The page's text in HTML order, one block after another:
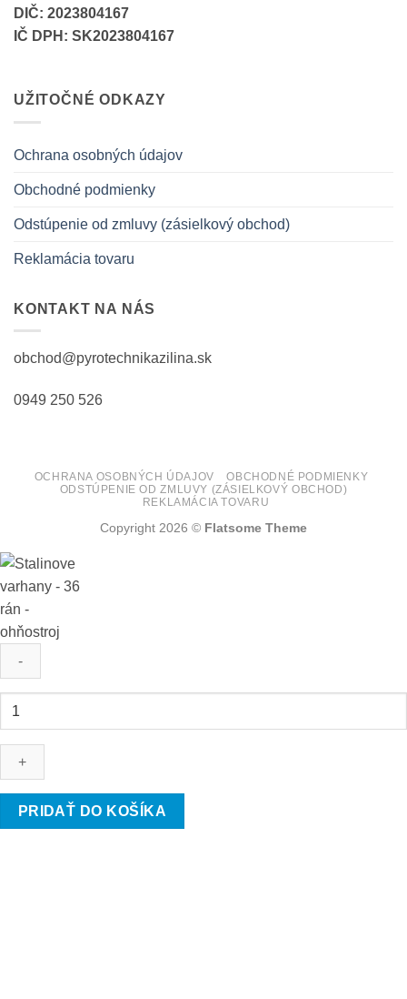
DIČ: 2023804167
IČ DPH: SK2023804167
UŽITOČNÉ ODKAZY
Ochrana osobných údajov
Obchodné podmienky
Odstúpenie od zmluvy (zásielkový obchod)
Reklamácia tovaru
KONTAKT NA NÁS
obchod@pyrotechnikazilina.sk
0949 250 526
OCHRANA OSOBNÝCH ÚDAJOV
OBCHODNÉ PODMIENKY
ODSTÚPENIE OD ZMLUVY (ZÁSIELKOVÝ OBCHOD)
REKLAMÁCIA TOVARU
Copyright 2026 © Flatsome Theme
množstvo
varhany
ránPRIDAŤ DO KOŠÍKA